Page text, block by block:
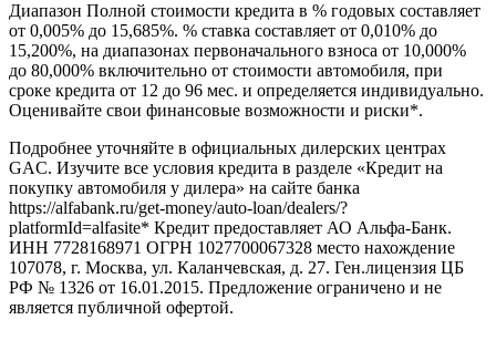
Диапазон Полной стоимости кредита в % годовых составляет
от 0,005% до 15,685%. % ставка составляет от 0,010% до
15,200%, на диапазонах первоначального взноса от 10,000%
до 80,000% включительно от стоимости автомобиля, при
сроке кредита от 12 до 96 мес. и определяется индивидуально.
Оценивайте свои финансовые возможности и риски*.
Подробнее уточняйте в официальных дилерских центрах
GAC. Изучите все условия кредита в разделе «Кредит на
покупку автомобиля у дилера» на сайте банка
https://alfabank.ru/get-money/auto-loan/dealers/?
platformId=alfasite* Кредит предоставляет АО Альфа-Банк.
ИНН 7728168971 ОГРН 1027700067328 место нахождение
107078, г. Москва, ул. Каланчевская, д. 27. Ген.лицензия ЦБ
РФ № 1326 от 16.01.2015. Предложение ограничено и не
является публичной офертой.